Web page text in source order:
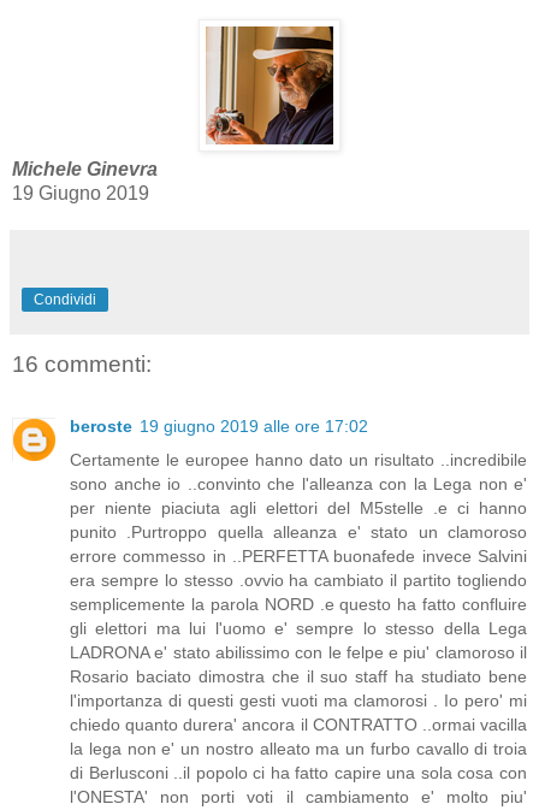
Michele Ginevra
19 Giugno 2019
Condividi
16 commenti:
beroste 19 giugno 2019 alle ore 17:02
Certamente le europee hanno dato un risultato ..incredibile
sono anche io ..convinto che l'alleanza con la Lega non e'
per niente piaciuta agli elettori del M5stelle .e ci hanno
punito .Purtroppo quella alleanza e' stato un clamoroso
errore commesso in ..PERFETTA buonafede invece Salvini
era sempre lo stesso .ovvio ha cambiato il partito togliendo
semplicemente la parola NORD .e questo ha fatto confluire
gli elettori ma lui l'uomo e' sempre lo stesso della Lega
LADRONA e' stato abilissimo con le felpe e piu' clamoroso il
Rosario baciato dimostra che il suo staff ha studiato bene
l'importanza di questi gesti vuoti ma clamorosi . Io pero' mi
chiedo quanto durera' ancora il CONTRATTO ..ormai vacilla
la lega non e' un nostro alleato ma un furbo cavallo di troia
di Berlusconi ..il popolo ci ha fatto capire una sola cosa con
l'ONESTA' non porti voti il cambiamento e' molto piu'